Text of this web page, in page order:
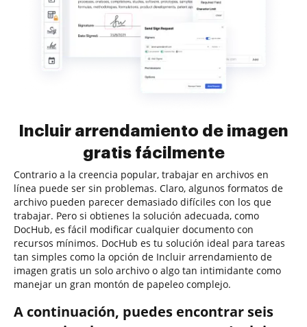
Incluir arrendamiento de imagen
gratis fácilmente
Contrario a la creencia popular, trabajar en archivos en
línea puede ser sin problemas. Claro, algunos formatos de
archivo pueden parecer demasiado difíciles con los que
trabajar. Pero si obtienes la solución adecuada, como
DocHub, es fácil modificar cualquier documento con
recursos mínimos. DocHub es tu solución ideal para tareas
tan simples como la opción de Incluir arrendamiento de
imagen gratis un solo archivo o algo tan intimidante como
manejar un gran montón de papeleo complejo.
A continuación, puedes encontrar seis